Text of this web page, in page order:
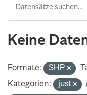
Keine
Formate: SHP
Kategorien:
just